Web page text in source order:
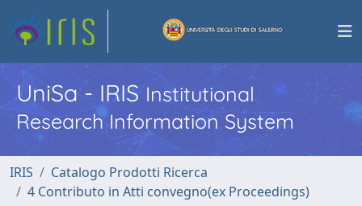
UniSa - IRISInstitutional
Research Information System
IRIS
Catalogo Prodotti Ricerca
4 Contributo in Atti convegno(ex Proceedings)